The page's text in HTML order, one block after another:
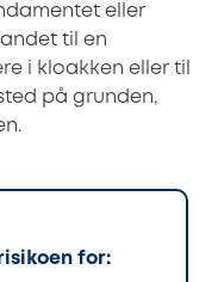
eller
til en
i kloakken eller til
på grunden,
for: